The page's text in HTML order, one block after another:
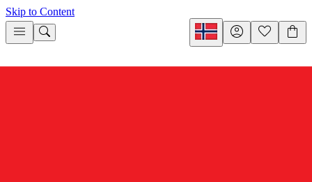
Skip to Content